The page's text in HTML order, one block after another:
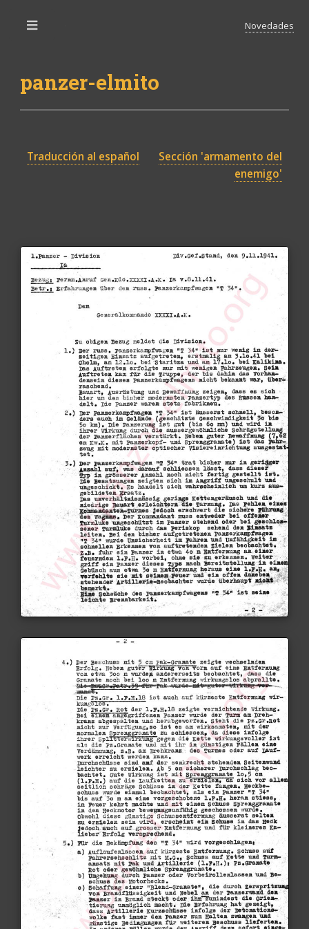
panzer-elmito
Novedades
Traducción al español
Sección 'armamento del
enemigo'